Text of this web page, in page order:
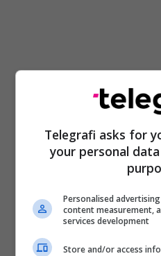
Telegrafi asks for
your personal
Personalised
content measurement,
services development
Store and/or access